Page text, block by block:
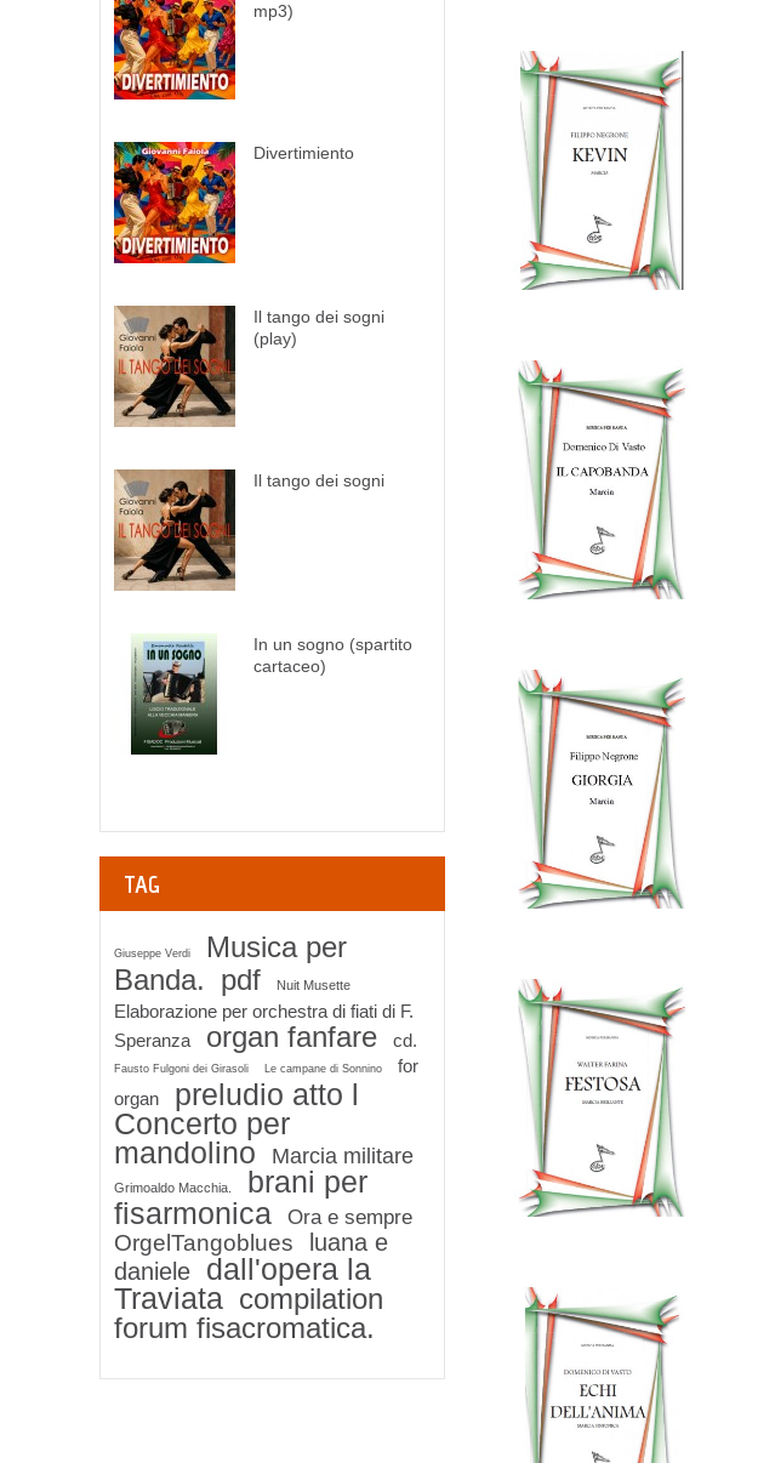
mp3)
Divertimiento
Il tango dei sogni
(play)
Il tango dei sogni
In un sogno (spartito
cartaceo)
TAG
Giuseppe Verdi
Musica per
Banda. pdf Nuit Musette
Elaborazione per orchestra di fiati di F.
Speranza
organ fanfare cd.
Fausto Fulgoni dei Girasoli Le campane di Sonnino
for
organ
preludio atto l
Concerto per
mandolino
Marcia militare
Grimoaldo Macchia.
brani per
fisarmonica
Ora e sempre
OrgelTangoblues
luana e
daniele
dall'opera la
Traviata compilation
forum fisacromatica.